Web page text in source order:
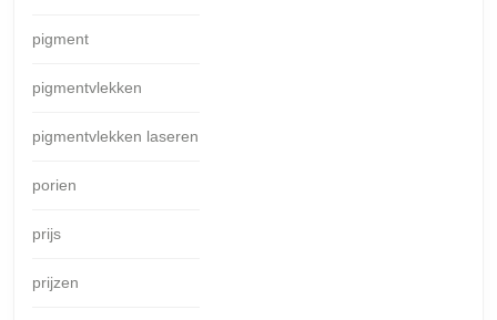
pigment
pigmentvlekken
pigmentvlekken laseren
porien
prijs
prijzen